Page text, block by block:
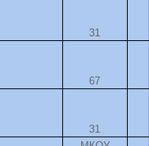
31
67
31